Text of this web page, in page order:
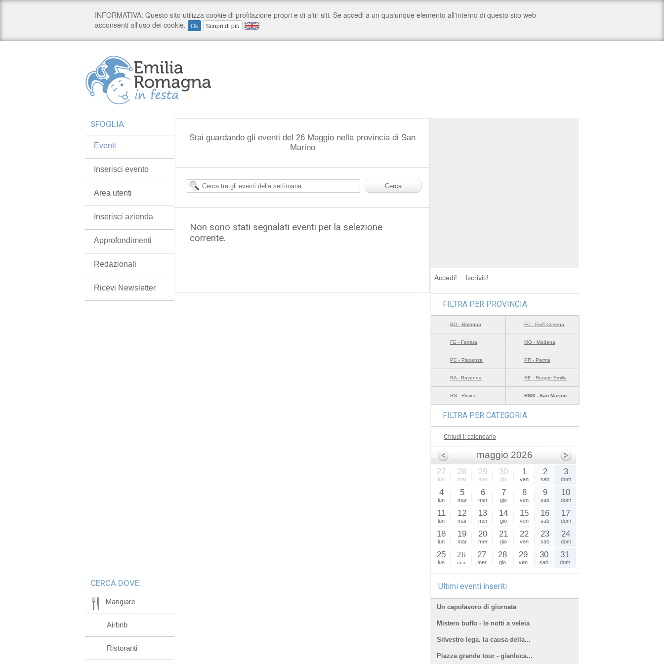
Stai guardando gli eventi del 26 Maggio nella provincia di San
Marino
Non sono stati segnalati eventi per la selezione
corrente.
SFOGLIA:
Eventi
Inserisci evento
Area utenti
Inserisci azienda
Approfondimenti
Redazionali
Ricevi Newsletter
CERCA DOVE:
Mangiare
Airbnb
Ristoranti
Accedi! Iscriviti!
FILTRA PER PROVINCIA
BO - Bologna FC - Forlì-Cesena
FE - Ferrara MO - Modena
PC - Piacenza PR - Parma
RA - Ravenna RE - Reggio Emilia
RN - Rimini RSM - San Marino
FILTRA PER CATEGORIA
Chiudi il calendario
maggio 2026
27
lun
28
mar
29
mer
30
gio
1
ven
2
sab
3
dom
4
lun
5
mar
6
mer
7
gio
8
ven
9
sab
10
dom
11
lun
12
mar
13
mer
14
gio
15
ven
16
sab
17
dom
18
lun
19
mar
20
mer
21
gio
22
ven
23
sab
24
dom
25
lun
26
mar
27
mer
28
gio
29
ven
30
sab
31
dom
Ultimi eventi inseriti
Un capolavoro di giornata
Mistero buffo - le notti a veleia
Silvestro lega. la causa della...
Piazza grande tour - gianluca...